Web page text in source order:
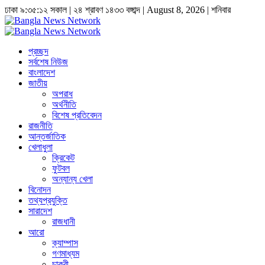
ঢাকা ৯:৩৫:১২ সকাল| ২৪ শ্রাবণ ১৪৩৩ বঙ্গাব্দ | August 8, 2026 | শনিবার
প্রচ্ছদ
সর্বশেষ নিউজ
বাংলাদেশ
জাতীয়
অপরাধ
অর্থনীতি
বিশেষ প্রতিবেদন
রাজনীতি
আন্তর্জাতিক
খেলাধুলা
ক্রিকেট
ফুটবল
অন্যান্য খেলা
বিনোদন
তথ্যপ্রযুক্তি
সারাদেশ
রাজধানী
আরো
ক্যাম্পাস
গণমাধ্যম